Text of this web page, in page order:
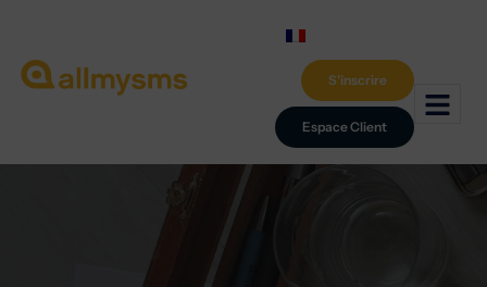
Espace Client
S'inscrire